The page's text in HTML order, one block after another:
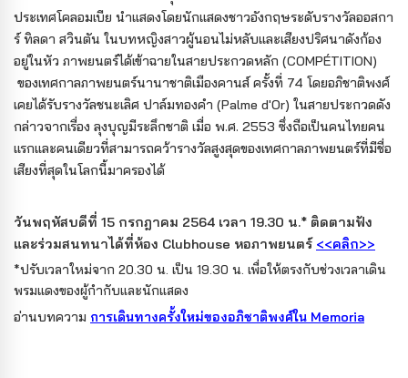
ประเทศโคลอมเบีย นำแสดงโดยนักแสดงชาวอังกฤษระดับรางวัลออสกา
ร์ ทิลดา สวินตัน ในบทหญิงสาวผู้นอนไม่หลับและเสียงปริศนาดังก้อง
อยู่ในหัว ภาพยนตร์ได้เข้าฉายในสายประกวดหลัก (COMPÉTITION)
ของเทศกาลภาพยนตร์นานาชาติเมืองคานส์ ครั้งที่ 74 โดยอภิชาติพงศ์
เคยได้รับรางวัลชนะเลิศ ปาล์มทองคำ (Palme d'Or) ในสายประกวดดัง
กล่าวจากเรื่อง ลุงบุญมีระลึกชาติ เมื่อ พ.ศ. 2553 ซึ่งถือเป็นคนไทยคน
แรกและคนเดียวที่สามารถคว้ารางวัลสูงสุดของเทศกาลภาพยนตร์ที่มีชื่อ
เสียงที่สุดในโลกนี้มาครองได้
วันพฤหัสบดีที่ 15 กรกฎาคม 2564 เวลา 19.30 น.* ติดตามฟัง
และร่วมสนทนาได้ที่ห้อง Clubhouse หอภาพยนตร์ <<คลิก>>
*ปรับเวลาใหม่จาก 20.30 น. เป็น 19.30 น. เพื่อให้ตรงกับช่วงเวลาเดิน
พรมแดงของผู้กำกับและนักแสดง
อ่านบทความ การเดินทางครั้งใหม่ของอภิชาติพงศ์ใน Memoria